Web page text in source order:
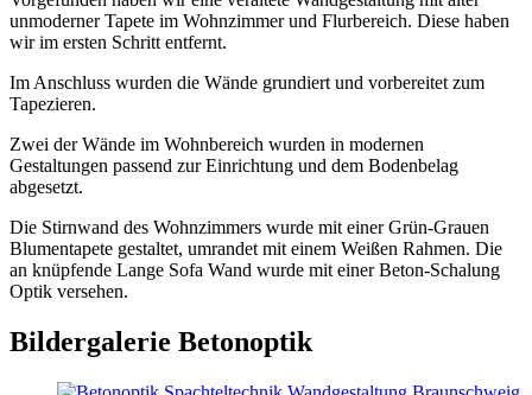
unmoderner Tapete im Wohnzimmer und Flurbereich. Diese haben
wir im ersten Schritt entfernt.
Im Anschluss wurden die Wände grundiert und vorbereitet zum
Tapezieren.
Zwei der Wände im Wohnbereich wurden in modernen
Gestaltungen passend zur Einrichtung und dem Bodenbelag
abgesetzt.
Die Stirnwand des Wohnzimmers wurde mit einer Grün-Grauen
Blumentapete gestaltet, umrandet mit einem Weißen Rahmen. Die
an knüpfende Lange Sofa Wand wurde mit einer Beton-Schalung
Optik versehen.
Bildergalerie Betonoptik